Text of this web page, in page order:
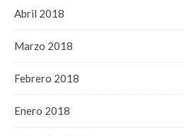
Abril 2018
Marzo 2018
Febrero 2018
Enero 2018